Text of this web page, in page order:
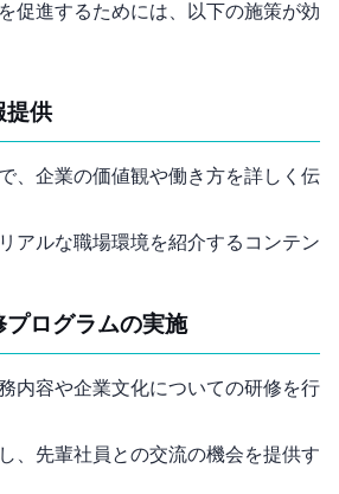
促進するためには、以下の施策が効
提供
、企業の価値観や働き方を詳しく伝
アルな職場環境を紹介するコンテン
ログラムの実施
内容や企業文化についての研修を行
、先輩社員との交流の機会を提供す